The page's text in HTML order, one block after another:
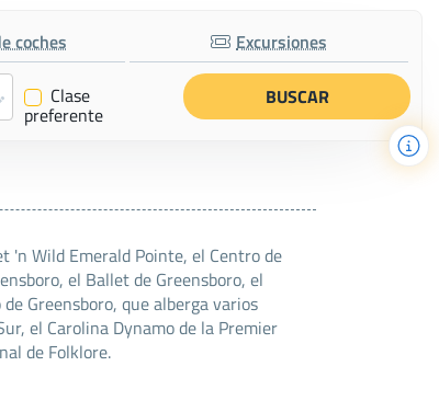
coches Excursiones
✔ Clase
preferente
'n Wild Emerald Pointe, el Centro de
el Ballet de Greensboro, el
Greensboro, que alberga varios
el Carolina Dynamo de la Premier
de Folklore.